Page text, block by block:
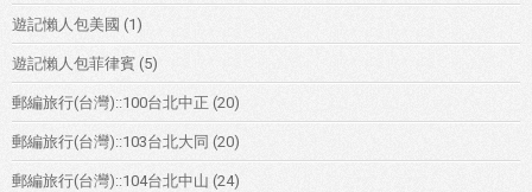
遊記懶人包美國 (1)
遊記懶人包菲律賓 (5)
郵編旅行(台灣)::100台北中正 (20)
郵編旅行(台灣)::103台北大同 (20)
郵編旅行(台灣)::104台北中山 (24)